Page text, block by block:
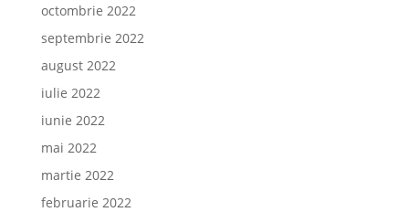
octombrie 2022
septembrie 2022
august 2022
iulie 2022
iunie 2022
mai 2022
martie 2022
februarie 2022